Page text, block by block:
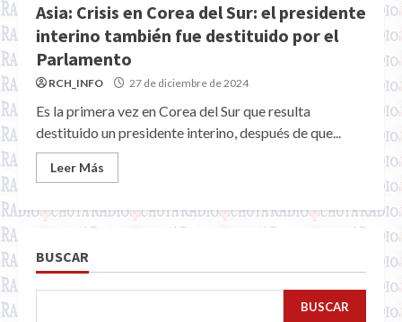
Asia: Crisis en Corea del Sur: el presidente
interino también fue destituido por el
Parlamento
RCH_INFO 27 de diciembre de 2024
Es la primera vez en Corea del Sur que resulta
destituido un presidente interino, después de que...
Leer Más
BUSCAR
BUSCAR